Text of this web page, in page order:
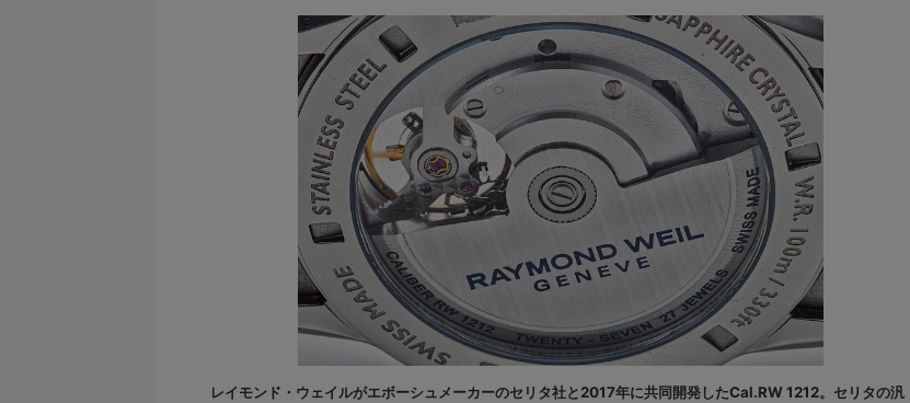
レイモンド・ウェイルがエボーシュメーカーのセリタ社と2017年に共同開発したCal.RW 1212。セリタの汎